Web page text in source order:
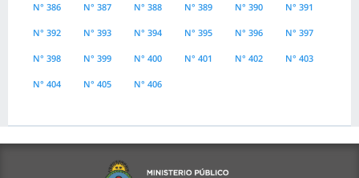
N° 386 N° 387 N° 388 N° 389 N° 390 N° 391
N° 392 N° 393 N° 394 N° 395 N° 396 N° 397
N° 398 N° 399 N° 400 N° 401 N° 402 N° 403
N° 404 N° 405 N° 406